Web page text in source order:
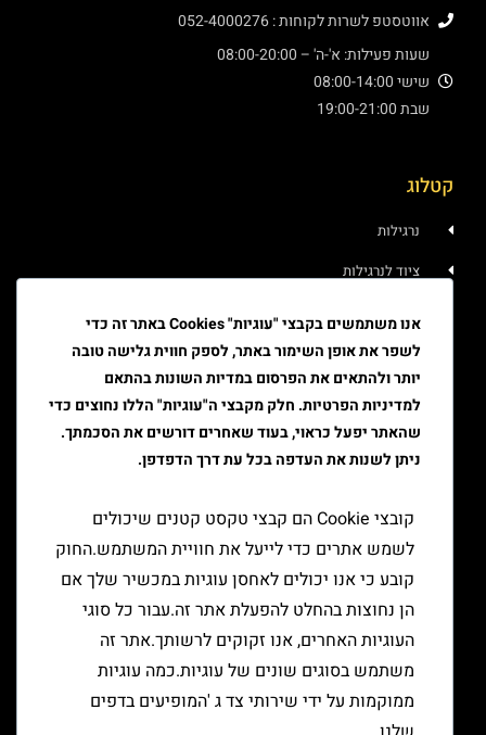
אווטסטפ לשרות לקוחות : 052-4000276
שעות פעילות: א'-ה' – 08:00-20:00
שישי 08:00-14:00
שבת 19:00-21:00
קטלוג
נרגילות
ציוד לנרגילות
טבק
ציוד למעשן
יצירת קשר
אנו משתמשים בקבצי "עוגיות" Cookies באתר זה כדי
לשפר את אופן השימור באתר, לספק חווית גלישה טובה
יותר ולהתאים את הפרסום במדיות השונות בהתאם
למדיניות הפרטיות. חלק מקבצי ה"עוגיות" הללו נחוצים כדי
שהאתר יפעל כראוי, בעוד שאחרים דורשים את הסכמתך.
ניתן לשנות את העדפה בכל עת דרך הדפדפן.
קובצי Cookie הם קבצי טקסט קטנים שיכולים
לשמש אתרים כדי לייעל את חוויית המשתמש.החוק
קובע כי אנו יכולים לאחסן עוגיות במכשיר שלך אם
הן נחוצות בהחלט להפעלת אתר זה.עבור כל סוגי
העוגיות האחרים, אנו זקוקים לרשותך.אתר זה
משתמש בסוגים שונים של עוגיות.כמה עוגיות
ממוקמות על ידי שירותי צד ג 'המופיעים בדפים